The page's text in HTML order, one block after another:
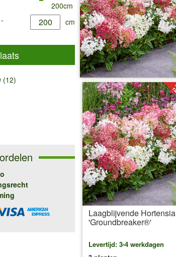
Laagblijvende Hortensia
'Groundbreaker®'
Levertijd: 3-4 werkdagen
200cm
product.list.filter.height.min
- cm
product.list.filter.height.max
(12)